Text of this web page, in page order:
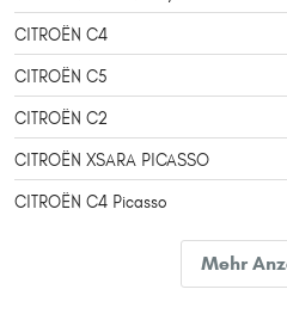
CITROËN C4
CITROËN C5
CITROËN C2
CITROËN XSARA PICASSO
CITROËN C4 Picasso
Mehr